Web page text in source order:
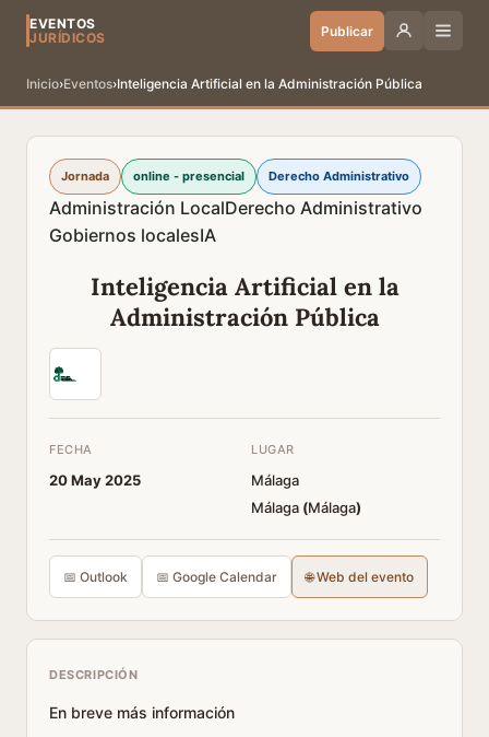
EVENTOS
JURÍDICOS
Publicar
Inicio›Eventos›Inteligencia Artificial en la Administración Pública
Jornada online - presencial Derecho Administrativo
Administración LocalDerecho Administrativo
Gobiernos localesIA
Inteligencia Artificial en la
Administración Pública
FECHA
20 May 2025
LUGAR
Málaga
Málaga (Málaga)
📅 Outlook 📅 Google Calendar 🌐 Web del evento
DESCRIPCIÓN
En breve más información